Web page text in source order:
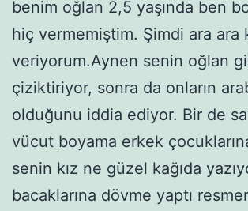
benim oğlan 2,5 yaşında ben
hiç vermemiştim. Şimdi ara ara
veriyorum.Aynen senin oğlan
çiziktiriyor, sonra da onların
olduğunu iddia ediyor. Bir de
vücut boyama erkek
senin kız ne güzel kağıda
bacaklarına dövme yaptı